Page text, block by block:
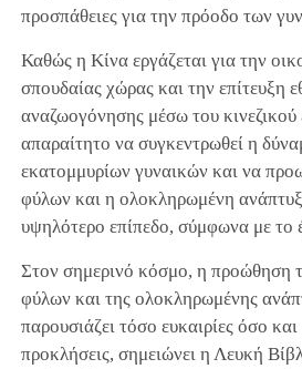
προσπάθειες για την πρόοδο των
Καθώς η Κίνα εργάζεται για την
σπουδαίας χώρας και την επίτευξη
αναζωογόνησης μέσω του κινεζικού
απαραίτητο να συγκεντρωθεί η
εκατομμυρίων γυναικών και να
φύλων και η ολοκληρωμένη
υψηλότερο επίπεδο, σύμφωνα με το
Στον σημερινό κόσμο, η προώθηση
φύλων και της ολοκληρωμένης
παρουσιάζει τόσο ευκαιρίες όσο
προκλήσεις, σημειώνει η Λευκή